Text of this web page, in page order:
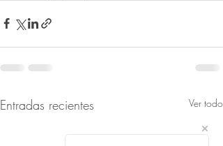
Entradas recientes Ver todo